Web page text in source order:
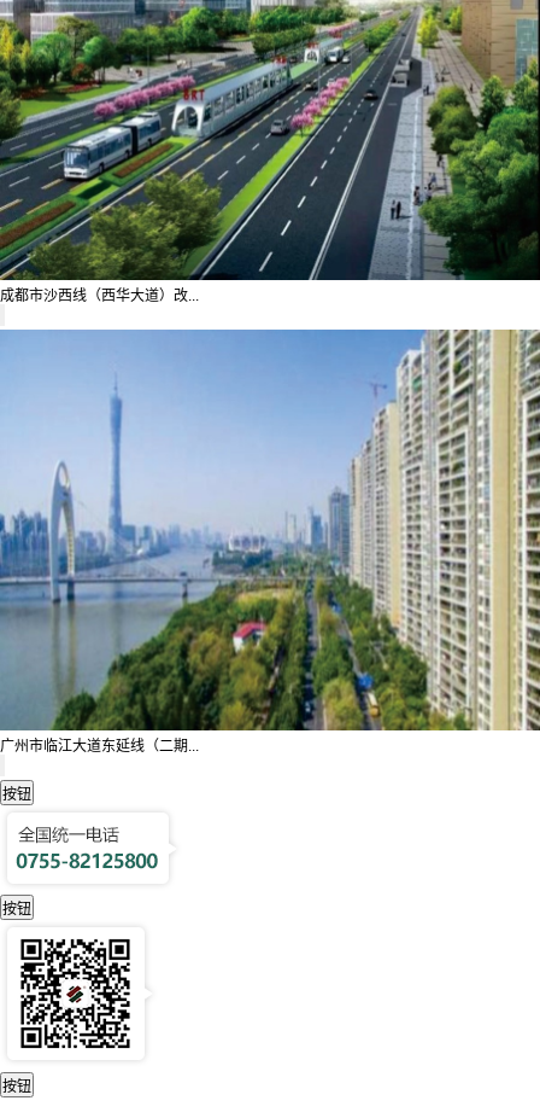
成都市沙西线（西华大道）改...
广州市临江大道东延线（二期...